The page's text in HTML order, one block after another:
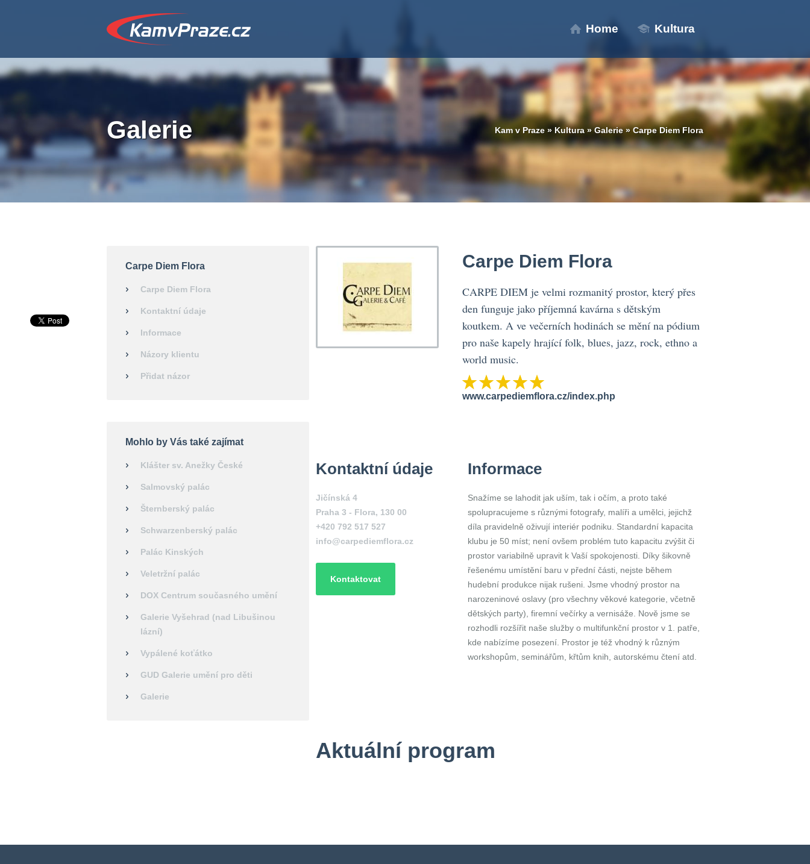
Home Kultura
Galerie Kam v Praze » Kultura »Galerie»Carpe Diem Flora
Carpe Diem Flora
Carpe Diem Flora
Kontaktní údaje
Informace
Názory klientu
Přidat názor
Mohlo by Vás také zajímat
Klášter sv. Anežky České
Salmovský palác
Šternberský palác
Schwarzenberský palác
Palác Kinských
Veletržní palác
DOX Centrum současného umění
Galerie Vyšehrad (nad Libušinou
lázní)
Vypálené koťátko
GUD Galerie umění pro děti
Galerie
Carpe Diem Flora
CARPE DIEM je velmi rozmanitý prostor, který přes
den funguje jako příjemná kavárna s dětským
koutkem. A ve večerních hodinách se mění na pódium
pro naše kapely hrající folk, blues, jazz, rock, ethno a
world music.
www.carpediemflora.cz/index.php
Kontaktní údaje
Jičínská 4
Praha 3 - Flora, 130 00
+420 792 517 527
info@carpediemflora.cz
Kontaktovat
Informace
Snažíme se lahodit jak uším, tak i očím, a proto také
spolupracujeme s různými fotografy, malíři a umělci, jejichž
díla pravidelně oživují interiér podniku. Standardní kapacita
klubu je 50 míst; není ovšem problém tuto kapacitu zvýšit či
prostor variabilně upravit k Vaší spokojenosti. Díky šikovně
řešenému umístění baru v přední části, nejste během
hudební produkce nijak rušeni. Jsme vhodný prostor na
narozeninové oslavy (pro všechny věkové kategorie, včetně
dětských party), firemní večírky a vernisáže. Nově jsme se
rozhodli rozšířit naše služby o multifunkční prostor v 1. patře,
kde nabízíme posezení. Prostor je též vhodný k různým
workshopům, seminářům, křtům knih, autorskému čtení atd.
Aktuální program